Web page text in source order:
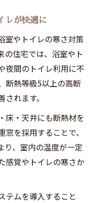
レが快適に
室やトイレの寒さ対策
の住宅では、浴室やト
夜間のトイレ利用に不
断熱等級5以上の高断
れます。
床・天井にも断熱材を
を採用することで、
り、室内の温度が一定
感覚やトイレの寒さか
テムを導入すること